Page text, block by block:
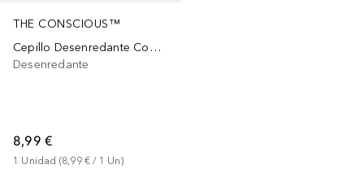
THE CONSCIOUS™
Cepillo Desenredante Compacto Biodegradable Ice Pink
Desenredante
8,99 €
1 Unidad (8,99 € / 1 Un)